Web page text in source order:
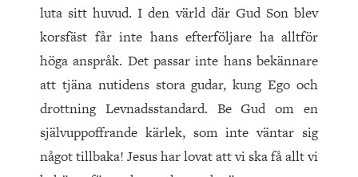
luta sitt huvud. I den värld där Gud Son blev
korsfäst får inte hans efterföljare ha alltför
höga anspråk. Det passar inte hans bekännare
att tjäna nutidens stora gudar, kung Ego och
drottning Levnadsstandard. Be Gud om en
självuppoffrande kärlek, som inte väntar sig
något tillbaka! Jesus har lovat att vi ska få allt vi